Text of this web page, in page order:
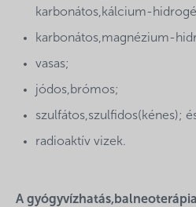
karbonátos,kálcium-
karbonátos,magnézium-
vasas;
jódos,brómos;
szulfátos,szulfidos(kénes);
radioaktív vizek.
A gyógyvízhatás,balneoterápia